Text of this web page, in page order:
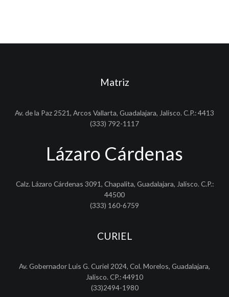
Matriz
Av. de la Paz 2521, Arcos Vallarta, Guadalajara, Jalisco. C.P.: 4413
(333) 792-1117
Lázaro Cárdenas
Calz. Lázaro Cárdenas 3091, Chapalita, Guadalajara, Jalisco. C.P.:
44500
(333) 160-6759
CURIEL
Av. Gobernador Luis G. Curiel 2024, Col. Morelos, Guadalajara,
Jalisco. CP.: 44910
(33)2494-1980